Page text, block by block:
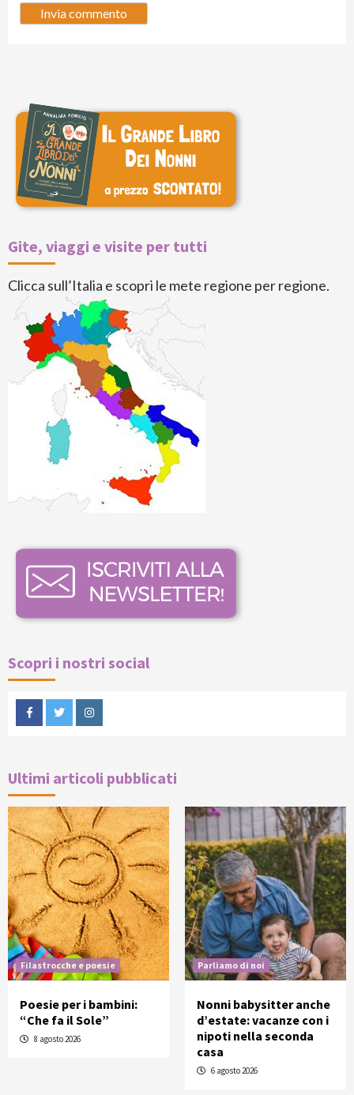
Gite, viaggi e visite per tutti
Clicca sull’Italia e scopri le mete regione per regione.
Scopri i nostri social
FacebookTwitterInstagram
Ultimi articoli pubblicati
Filastrocche e poesie
Poesie per i bambini:
“Che fa il Sole”
8 agosto 2026
Parliamo di noi
Nonni babysitter anche
d’estate: vacanze con i
nipoti nella seconda
casa
6 agosto 2026